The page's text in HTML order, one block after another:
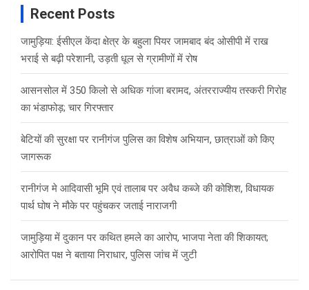
Recent Posts
जामुड़िया: ईसीएल केंदा क्षेत्र के बहुला पियर जामबाद बंद ओसीपी में राख
भराई से बढ़ी परेशानी, उड़ती धूल से ग्रामीणों में रोष
आसनसोल में 350 किलो से अधिक गांजा बरामद, अंतरराज्यीय तस्करी गिरोह
का भंडाफोड़; चार गिरफ्तार
बेटियों की सुरक्षा पर रानीगंज पुलिस का विशेष अभियान, छात्राओं को किए
जागरूक
रानीगंज मे आदिवासी भूमि एवं तालाब पर अवैध कब्जे की कोशिश, विधायक
पार्थ घोष ने मौके पर पहुंचकर जताई नाराजगी
जामुड़िया में दुकान पर कथित हमले का आरोप, भाजपा नेता की शिकायत;
आरोपित पक्ष ने बताया निराधार, पुलिस जांच में जुटी